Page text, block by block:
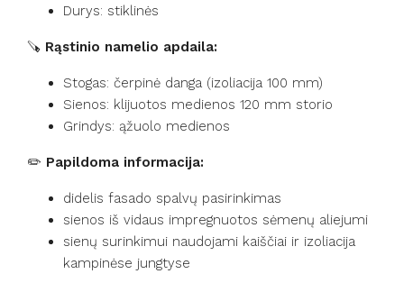
Durys: stiklinės
🪚 Rąstinio namelio apdaila:
Stogas: čerpinė danga (izoliacija 100 mm)
Sienos: klijuotos medienos 120 mm storio
Grindys: ąžuolo medienos
✏️ Papildoma informacija:
didelis fasado spalvų pasirinkimas
sienos iš vidaus impregnuotos sėmenų aliejumi
sienų surinkimui naudojami kaiščiai ir izoliacija
kampinėse jungtyse